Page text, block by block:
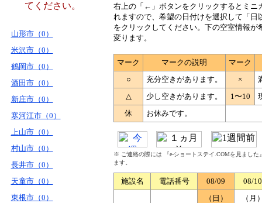
てください。
山形市（0）
米沢市（0）
鶴岡市（0）
酒田市（0）
新庄市（0）
寒河江市（0）
上山市（0）
村山市（0）
長井市（0）
天童市（0）
東根市（0）
右上の「←」ボタンをクリックするとミニ
れますので、希望の日付けを選択して「日
をクリックしてください。下の空室情報が
変ります。
マーク マークの説明
マーク
○
充分空きがあります。 ×
△
少し空きがあります。 1〜10
休
お休みです。
※ ご連絡の際には 『e-ショートステイ.COMを見まし
ます。
施設名 電話番号 08/09
08/10
（日）
（月